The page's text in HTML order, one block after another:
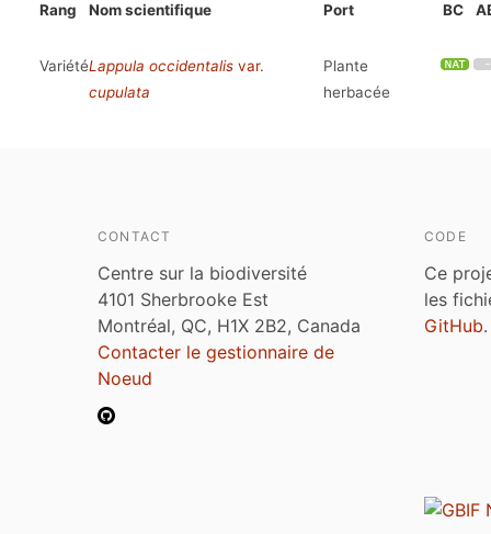
Rang Nom scientifique Port BC
VariétéLappula occidentalis var.
cupulata
Plante
herbacée
CONTACT
Centre sur la biodiversité
4101 Sherbrooke Est
Montréal, QC, H1X 2B2, Canada
Contacter le gestionnaire de
Noeud
CODE
Ce
les
GitHub.